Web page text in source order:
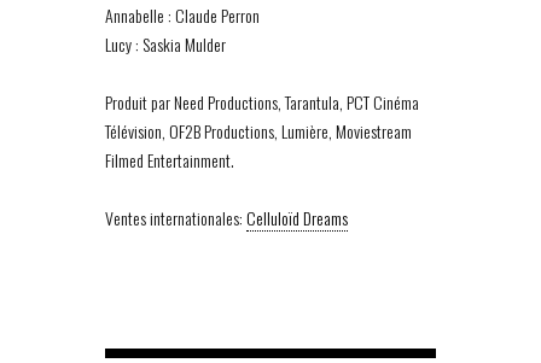
Annabelle : Claude Perron
Lucy : Saskia Mulder
Produit par Need Productions, Tarantula, PCT Cinéma
Télévision, OF2B Productions, Lumière, Moviestream
Filmed Entertainment.
Ventes internationales:Celluloïd Dreams